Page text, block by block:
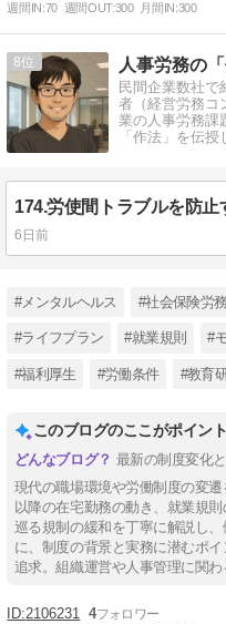
週間IN:70 週間OUT:300 月間IN:300
8 人事労務の「
民間企業数社で
者（経営労務コ
業の人事労務課
「作法」を伝授
6日前
#メンタルヘルス #社会保険労
#ライフプラン #就業規則 #
#福利厚生 #労働条件 #教育
このブログのここがポイント
最新の制度変化
現代の職場環境や労働制度の変
以降の在宅勤務の動き、就業規
巡る規制の緩和を丁寧に解説し
に、制度の背景と実務に潜むポ
追求。組織運営や人事管理に関わ
2106231 4